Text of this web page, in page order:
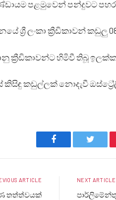
පළමුවෙන් පන්දුවට
ශ්‍රී ලංකා ක්‍රීඩිකාවන් කඩුලු
ක්‍රීඩිකාවන්ට හිමිවී තිබූ
කිසිඳු කඩුල්ලක් නොදැවී
Facebook Twitter
ARTICLE
තත්ත්වයක්
NEXT ARTICLE